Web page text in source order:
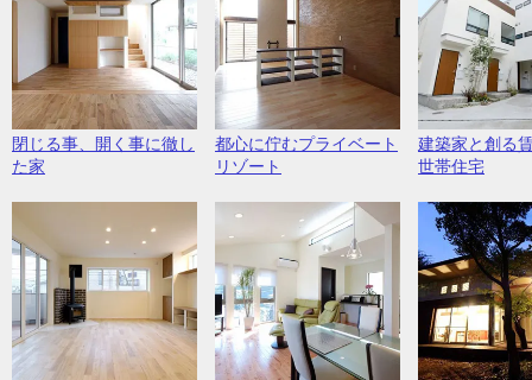
閉じる事、開く事に徹し
た家
都心に佇むプライベート
リゾート
建築家と創る
世帯住宅